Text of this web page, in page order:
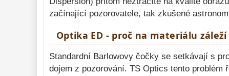
Mikroskopy 92
Astronomická
začínající pozorovatele, tak zkušené
Optika ED - proč na materiálu záleží
Standardní Barlowovy čočky se setkávají s
dojem z pozorování. TS Optics tento